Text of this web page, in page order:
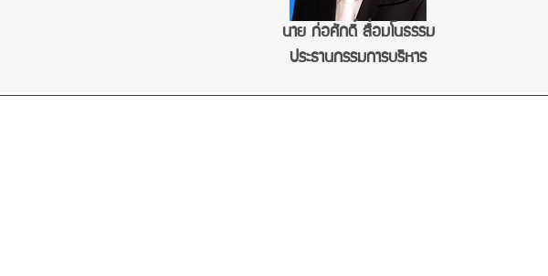
นาย ก่อศักดิ์ สื่อมโนธรรม
ประธานกรรมการบริหาร